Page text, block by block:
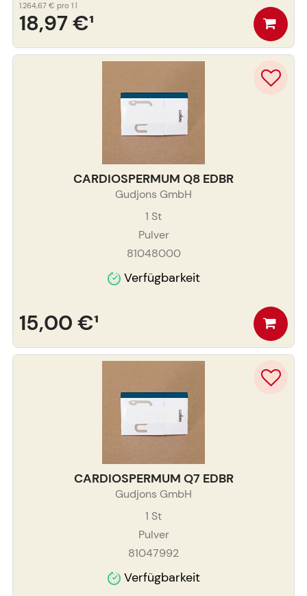
18,97 €¹
1.264,67 € pro 1 l
CARDIOSPERMUM Q8 EDBR
Gudjons GmbH
1 St
Pulver
81048000
Verfügbarkeit
15,00 €¹
CARDIOSPERMUM Q7 EDBR
Gudjons GmbH
1 St
Pulver
81047992
Verfügbarkeit